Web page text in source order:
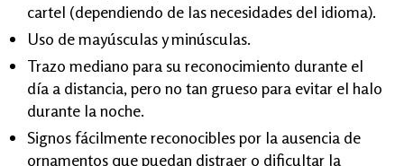
cartel (dependiendo de las necesidades del idioma).
Uso de mayúsculas y minúsculas.
Trazo mediano para su reconocimiento durante el
día a distancia, pero no tan grueso para evitar el halo
durante la noche.
Signos fácilmente reconocibles por la ausencia de
ornamentos que puedan distraer o dificultar la